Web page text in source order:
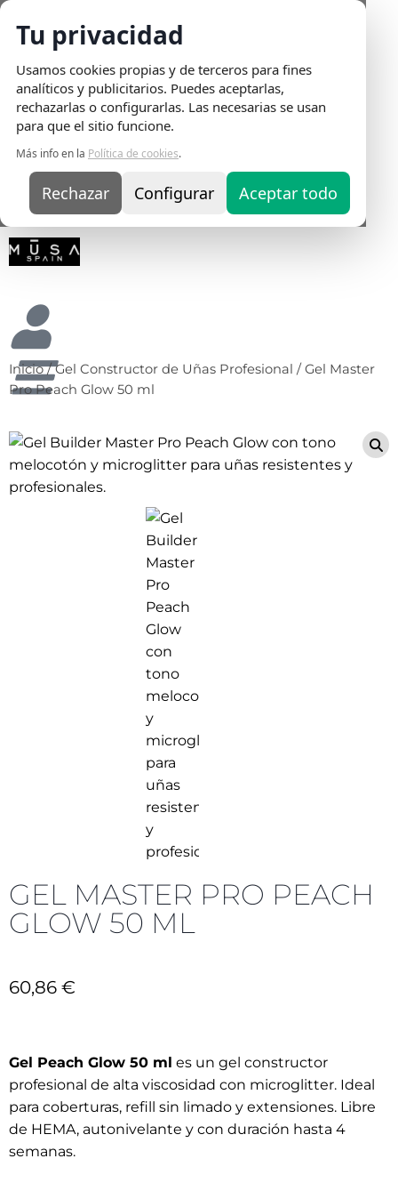
Tu privacidad
Usamos cookies propias y de terceros para fines
analíticos y publicitarios. Puedes aceptarlas,
rechazarlas o configurarlas. Las necesarias se usan
para que el sitio funcione.
Más info en la Política de cookies.
Rechazar Configurar Aceptar todo
Gratisen
pedidos
superiores
a 75€ |
Entrega
en 24H
Inicio/Gel Constructor de Uñas Profesional / Gel Master
Pro Peach Glow 50 ml
GEL MASTER PRO PEACH
GLOW 50 ML
60,86 €
Gel Peach Glow 50 ml es un gel constructor
profesional de alta viscosidad con microglitter. Ideal
para coberturas, refill sin limado y extensiones. Libre
de HEMA, autonivelante y con duración hasta 4
semanas.